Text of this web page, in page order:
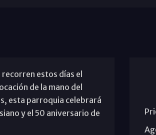
estos días el
de la mano del
esta parroquia celebrará
y el 50 aniversario de